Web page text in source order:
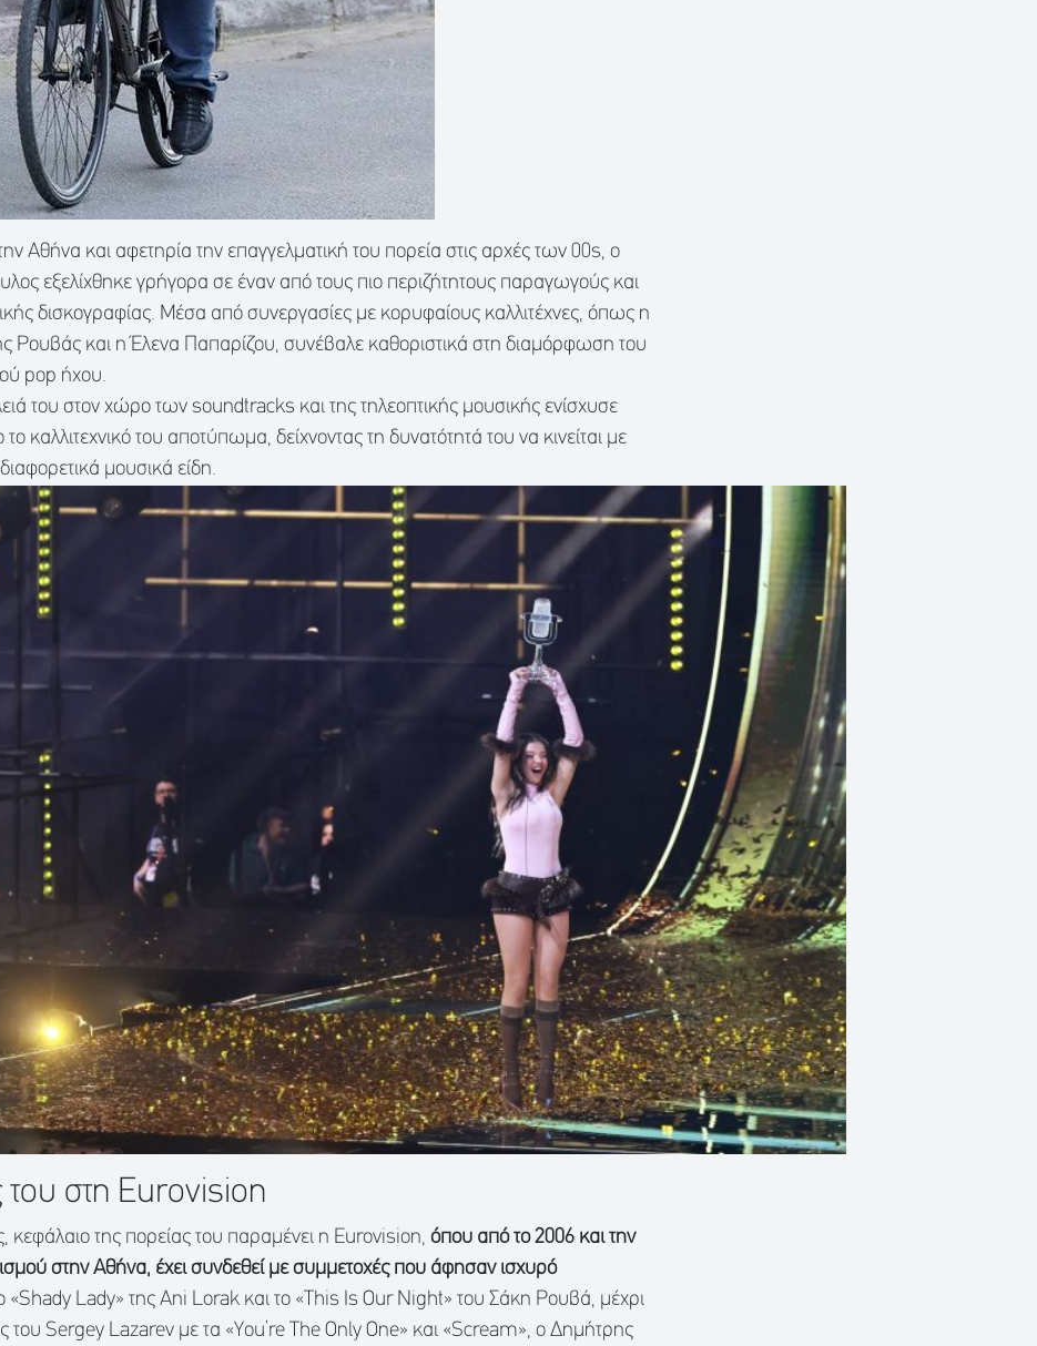
Αθήνα και αφετηρία την επαγγελματική του πορεία στις αρχές των 00s, ο
εξελίχθηκε γρήγορα σε έναν από τους πιο περιζήτητους παραγωγούς και
δισκογραφίας. Μέσα από συνεργασίες με κορυφαίους καλλιτέχνες, όπως η
Ρουβάς και η Έλενα Παπαρίζου, συνέβαλε καθοριστικά στη διαμόρφωση του
pop ήχου.
του στον χώρο των soundtracks και της τηλεοπτικής μουσικής ενίσχυσε
καλλιτεχνικό του αποτύπωμα, δείχνοντας τη δυνατότητά του να κινείται με
μουσικά είδη.
του στη Eurovision
κεφάλαιο της πορείας του παραμένει η Eurovision, όπου από το 2006 και την
στην Αθήνα, έχει συνδεθεί με συμμετοχές που άφησαν ισχυρό
«Shady Lady» της Ani Lorak και το «This Is Our Night» του Σάκη Ρουβά, μέχρι
του Sergey Lazarev με τα «You’re The Only One» και «Scream», ο Δημήτρης